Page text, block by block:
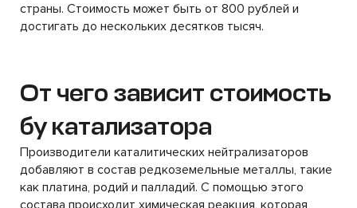
страны. Стоимость может быть от 800 рублей и
достигать до нескольких десятков тысяч.
От чего зависит стоимость
бу катализатора
Производители каталитических нейтрализаторов
добавляют в состав редкоземельные металлы, такие
как платина, родий и палладий. С помощью этого
состава происходит химическая реакция, которая